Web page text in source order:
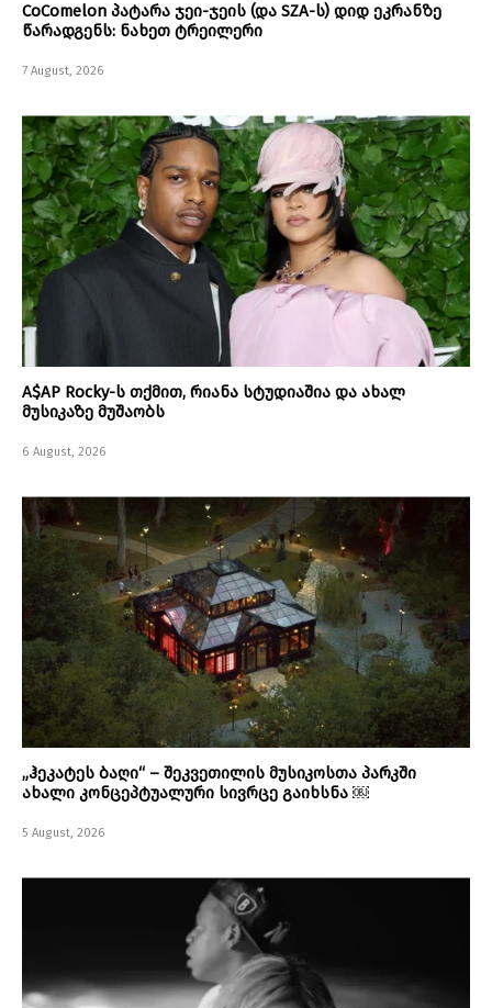
CoComelon პატარა ჯეი-ჯეის (და SZA-ს) დიდ ეკრანზე
წარადგენს: ნახეთ ტრეილერი
7 August, 2026
A$AP Rocky-ს თქმით, რიანა სტუდიაშია და ახალ
მუსიკაზე მუშაობს
6 August, 2026
„ჰეკატეს ბაღი“ – შეკვეთილის მუსიკოსთა პარკში
ახალი კონცეპტუალური სივრცე გაიხსნა ￼
5 August, 2026